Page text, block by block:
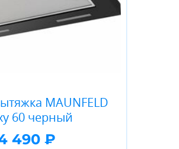
MAUNFELD
60 черный
490 ₽